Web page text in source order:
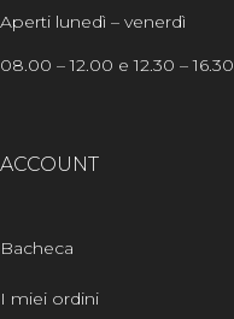
Aperti lunedì – venerdì
08.00 – 12.00 e 12.30 – 16.30
ACCOUNT
Bacheca
I miei ordini